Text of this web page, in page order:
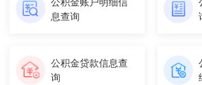
息查询
公积金贷款信息查
询